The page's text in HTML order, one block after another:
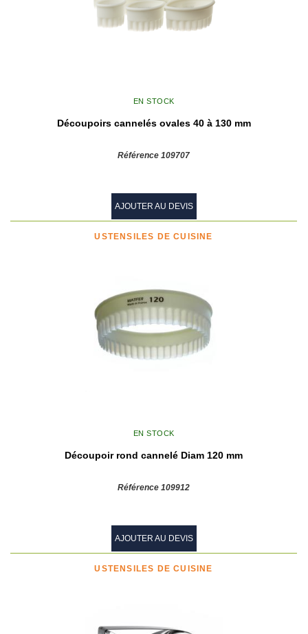
EN STOCK
Découpoirs cannelés ovales 40 à 130 mm
Référence 109707
AJOUTER AU DEVIS
USTENSILES DE CUISINE
EN STOCK
Découpoir rond cannelé Diam 120 mm
Référence 109912
AJOUTER AU DEVIS
USTENSILES DE CUISINE